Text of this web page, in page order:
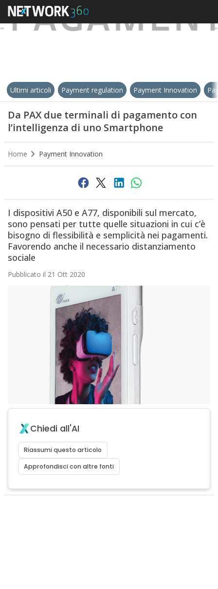
Ultimi articoli Payment regulation Payment Innovation
Da PAX due terminali di pagamento con
l’intelligenza di uno Smartphone
Home Payment Innovation
I dispositivi A50 e A77, disponibili sul mercato,
sono pensati per tutte quelle situazioni in cui c’è
bisogno di flessibilità e semplicità nei pagamenti.
Favorendo anche il necessario distanziamento
sociale
Pubblicato il 21 Ott 2020
Chiedi all'AI
Riassumi questo articolo
Approfondisci con altre fonti